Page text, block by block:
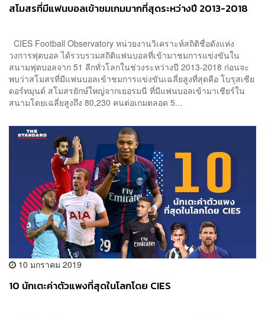
สโมสรที่มีแฟนบอลเข้าชมเกมมากที่สุดระหว่างปี 2013-2018
CIES Football Observatory หน่วยงานวิเคราะห์สถิติชื่อดังแห่ง
วงการฟุตบอล ได้รวบรวมสถิติแฟนบอลที่เข้ามาชมการแข่งขันใน
สนามฟุตบอลจาก 51 ลีกทั่วโลกในช่วงระหว่างปี 2013-2018 ก่อนจะ
พบว่าสโมสรที่มีแฟนบอลเข้าชมการแข่งขันเฉลี่ยสูงที่สุดคือ โบรุสเซีย
ดอร์ทมุนด์ สโมสรยักษ์ใหญ่จากเยอรมนี ที่มีแฟนบอลเข้ามาเชียร์ใน
สนามโดยเฉลี่ยสูงถึง 80,230 คนต่อเกมตลอด 5...
10 มกราคม 2019
10 นักเตะค่าตัวแพงที่สุดในโลกโดย CIES